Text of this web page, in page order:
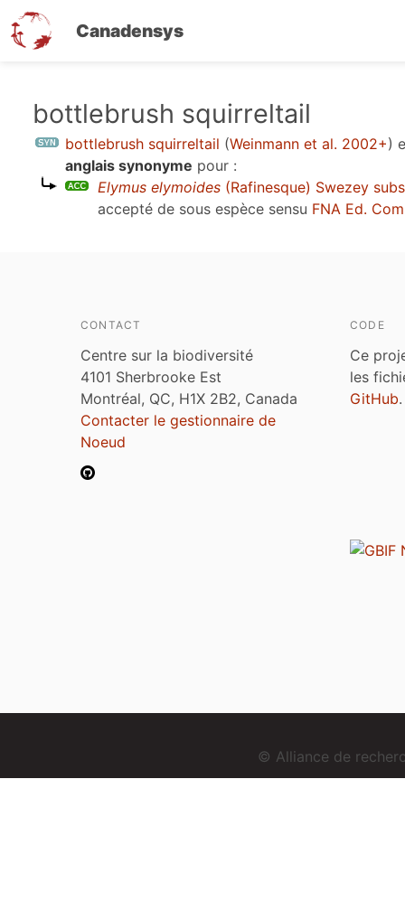
Canadensys
contenu
bottlebrush squirreltail
bottlebrush squirreltail (Weinmann et al. 2002+)
anglais synonyme pour :
Elymus elymoides (Rafinesque) Swezey
accepté de sous espèce sensu FNA Ed.
CONTACT
Centre sur la biodiversité
4101 Sherbrooke Est
Montréal, QC, H1X 2B2, Canada
Contacter le gestionnaire de
Noeud
CODE
Ce
les
GitHub.
© Alliance de